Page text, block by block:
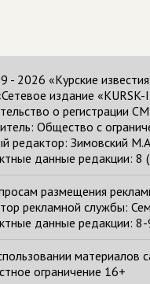
- 2026 «Курские
издание «KURSK-
о регистрации
Общество с
редактор: Зимовский
данные редакции:
размещения
рекламной службы:
данные редакции:
материалов
ограничение 16+